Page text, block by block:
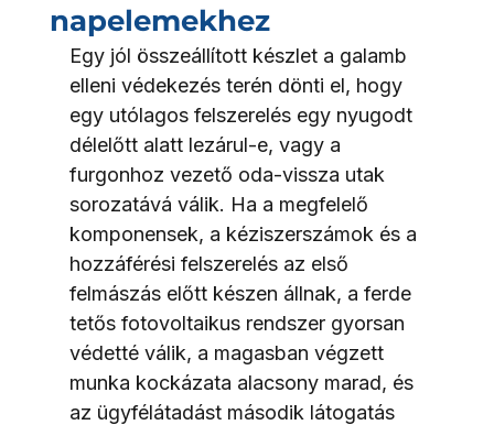
napelemekhez
Egy jól összeállított készlet a galamb
elleni védekezés terén dönti el, hogy
egy utólagos felszerelés egy nyugodt
délelőtt alatt lezárul-e, vagy a
furgonhoz vezető oda-vissza utak
sorozatává válik. Ha a megfelelő
komponensek, a kéziszerszámok és a
hozzáférési felszerelés az első
felmászás előtt készen állnak, a ferde
tetős fotovoltaikus rendszer gyorsan
védetté válik, a magasban végzett
munka kockázata alacsony marad, és
az ügyfélátadást második látogatás